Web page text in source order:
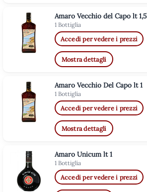
Amaro Vecchio del Capo lt 1,5
1 Bottiglia
Accedi per vedere i prezzi
Mostra dettagli
Amaro Vecchio Del Capo lt 1
1 Bottiglia
Accedi per vedere i prezzi
Mostra dettagli
Amaro Unicum lt 1
1 Bottiglia
Accedi per vedere i prezzi